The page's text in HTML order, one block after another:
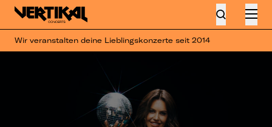
Wir veranstalten deine Lieblingskonzerte seit 2014